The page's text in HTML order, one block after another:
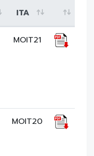
ITA
MOIT21
MOIT20